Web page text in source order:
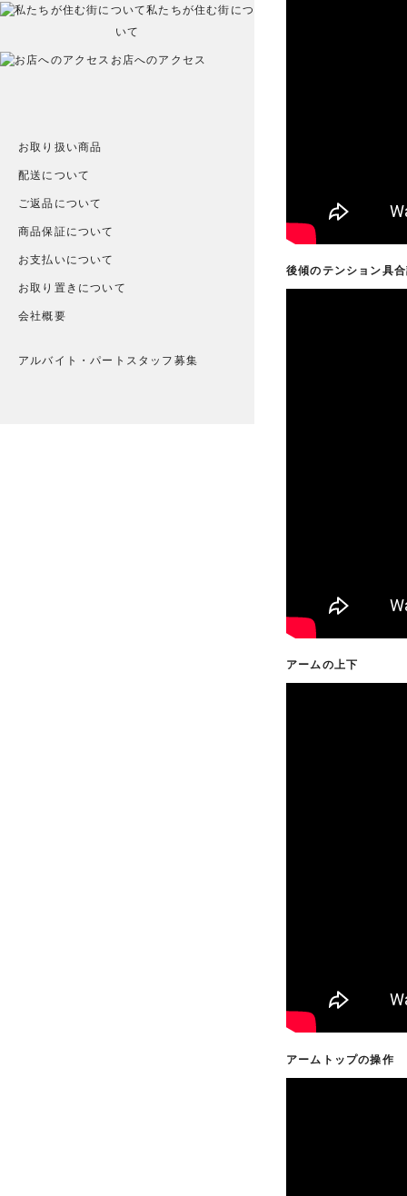
後傾のテンション具
アームの上下
アームトップの操作
私たちが住む街につ
いて
お店へのアクセス
お取り扱い商品
配送について
ご返品について
商品保証について
お支払いについて
お取り置きについて
会社概要
アルバイト・パートスタッフ募集